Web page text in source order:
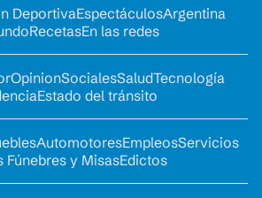
DeportivaEspectáculosArgentina
RecetasEn las redes
OpinionSocialesSaludTecnología
Estado del tránsito
AutomotoresEmpleosServicios
Fúnebres y MisasEdictos